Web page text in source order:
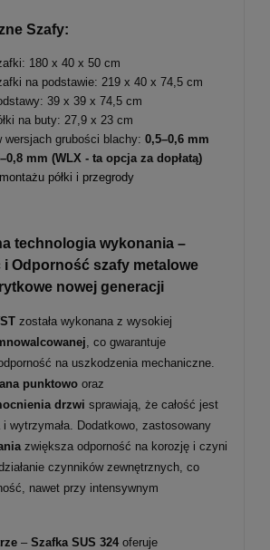
Szafy:
180 x 40 x 50 cm
na podstawie: 219 x 40 x 74,5 cm
39 x 39 x 74,5 cm
na buty: 27,9 x 23 cm
wersjach grubości blachy: 0,5–0,6 mm
mm (WLX - ta opcja za dopłatą)
półki i przegrody
technologia wykonania –
i Odporność szafy metalowe
nowej generacji
została wykonana z wysokiej
, co gwarantuje
na uszkodzenia mechaniczne.
punktowo oraz
drzwi sprawiają, że całość jest
wytrzymała. Dodatkowo, zastosowany
zwiększa odporność na korozję i czyni
czynników zewnętrznych, co
nawet przy intensywnym
– Szafka SUS 324 oferuje